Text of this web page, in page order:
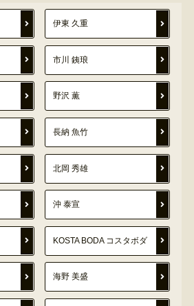
伊東 久重
市川 銕琅
野沢 薫
長納 魚竹
北岡 秀雄
沖 泰宣
KOSTA BODA コスタボダ
海野 美盛